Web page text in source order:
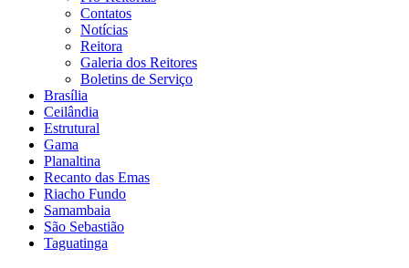
Contatos
Notícias
Reitora
Galeria dos Reitores
Boletins de Serviço
Brasília
Ceilândia
Estrutural
Gama
Planaltina
Recanto das Emas
Riacho Fundo
Samambaia
São Sebastião
Taguatinga